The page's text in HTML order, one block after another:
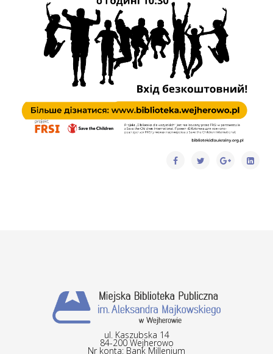
ul. Kaszubska 14
84-200 Wejherowo
Nr konta: Bank Millenium